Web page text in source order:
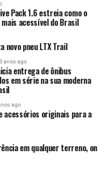
Pack 1.6 estreia como o
acessível do Brasil
novo pneu LTX Trail
3 anos ago
entrega de ônibus
em série na sua moderna
ago
acessórios originais para a
em qualquer terreno, on